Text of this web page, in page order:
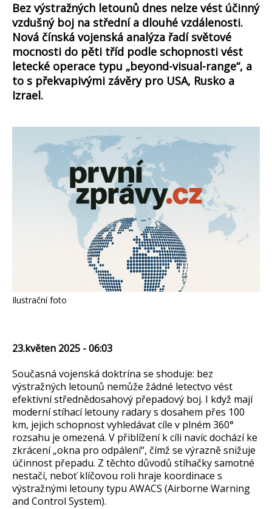
Bez výstražných letounů dnes nelze vést účinný
vzdušný boj na střední a dlouhé vzdálenosti.
Nová čínská vojenská analýza řadí světové
mocnosti do pěti tříd podle schopnosti vést
letecké operace typu „beyond-visual-range“, a
to s překvapivými závěry pro USA, Rusko a
Izrael.
Ilustrační foto
23.květen 2025 - 06:03
Současná vojenská doktrína se shoduje: bez
výstražných letounů nemůže žádné letectvo vést
efektivní střednědosahový přepadový boj. I když mají
moderní stíhací letouny radary s dosahem přes 100
km, jejich schopnost vyhledávat cíle v plném 360°
rozsahu je omezená. V přiblížení k cíli navíc dochází ke
zkrácení „okna pro odpálení“, čímž se výrazně snižuje
účinnost přepadu. Z těchto důvodů stíhačky samotné
nestačí, neboť klíčovou roli hraje koordinace s
výstražnými letouny typu AWACS (Airborne Warning
and Control System).